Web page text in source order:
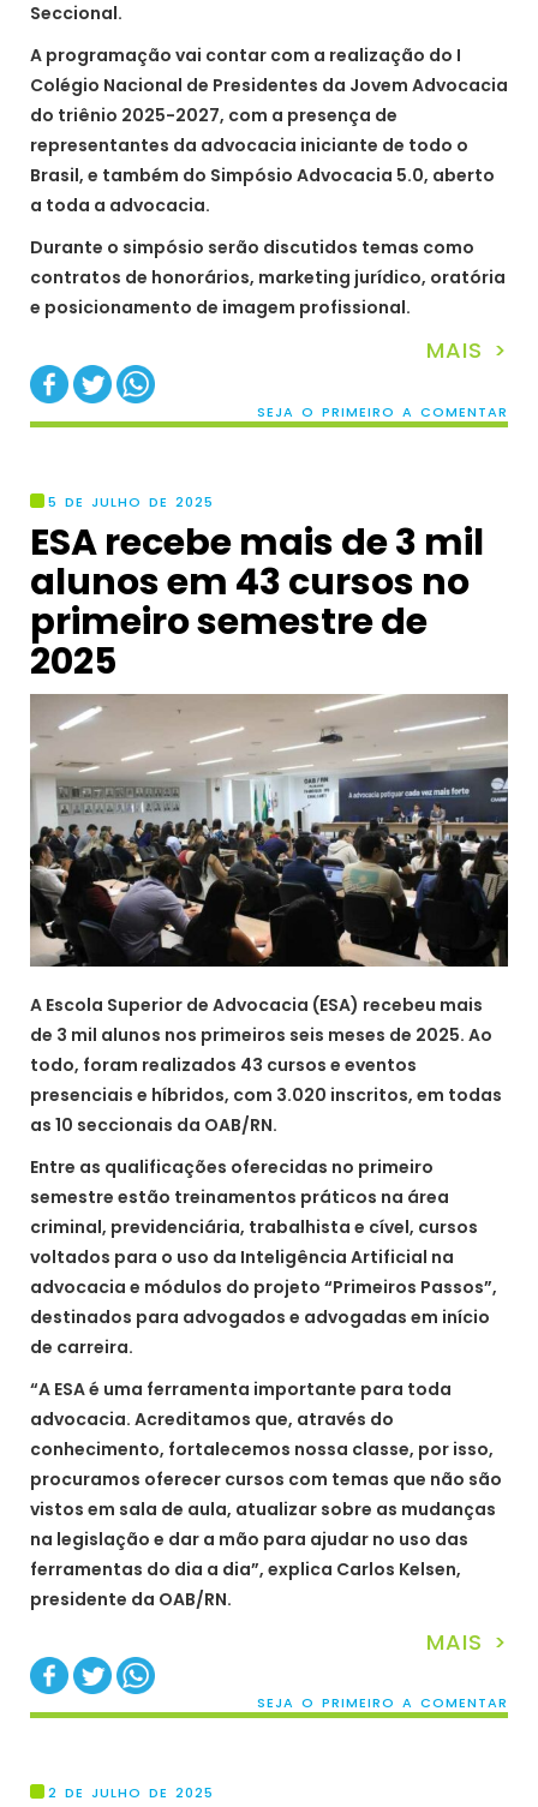
Seccional.
A programação vai contar com a realização do I
Colégio Nacional de Presidentes da Jovem Advocacia
do triênio 2025-2027, com a presença de
representantes da advocacia iniciante de todo o
Brasil, e também do Simpósio Advocacia 5.0, aberto
a toda a advocacia.
Durante o simpósio serão discutidos temas como
contratos de honorários, marketing jurídico, oratória
e posicionamento de imagem profissional.
MAIS >
SEJA O PRIMEIRO A COMENTAR
5 DE JULHO DE 2025
ESA recebe mais de 3 mil
alunos em 43 cursos no
primeiro semestre de
2025
A Escola Superior de Advocacia (ESA) recebeu mais
de 3 mil alunos nos primeiros seis meses de 2025. Ao
todo, foram realizados 43 cursos e eventos
presenciais e híbridos, com 3.020 inscritos, em todas
as 10 seccionais da OAB/RN.
Entre as qualificações oferecidas no primeiro
semestre estão treinamentos práticos na área
criminal, previdenciária, trabalhista e cível, cursos
voltados para o uso da Inteligência Artificial na
advocacia e módulos do projeto “Primeiros Passos”,
destinados para advogados e advogadas em início
de carreira.
“A ESA é uma ferramenta importante para toda
advocacia. Acreditamos que, através do
conhecimento, fortalecemos nossa classe, por isso,
procuramos oferecer cursos com temas que não são
vistos em sala de aula, atualizar sobre as mudanças
na legislação e dar a mão para ajudar no uso das
ferramentas do dia a dia”, explica Carlos Kelsen,
presidente da OAB/RN.
MAIS >
SEJA O PRIMEIRO A COMENTAR
2 DE JULHO DE 2025